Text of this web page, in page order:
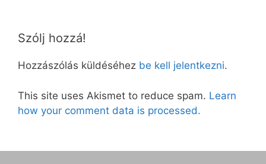
Szólj hozzá!
Hozzászólás küldéséhez be kell jelentkezni.
This site uses Akismet to reduce spam. Learn
how your comment data is processed.